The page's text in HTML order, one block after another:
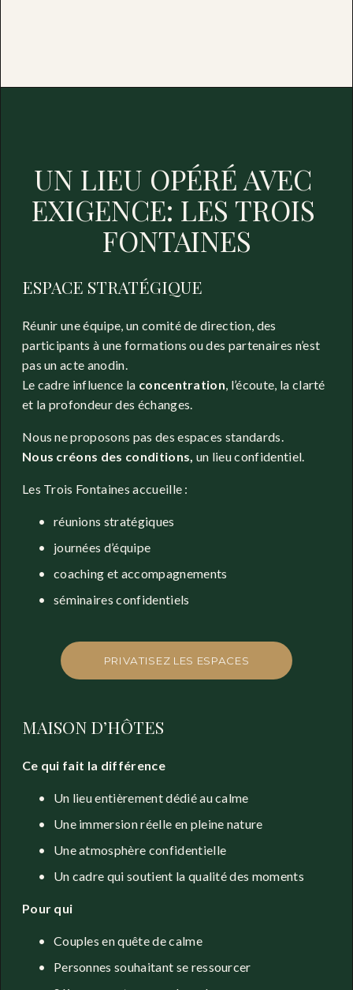
UN LIEU OPÉRÉ AVEC
EXIGENCE: LES TROIS
FONTAINES
ESPACE STRATÉGIQUE
Réunir une équipe, un comité de direction, des
participants à une formations ou des partenaires n’est
pas un acte anodin.
Le cadre influence la concentration, l’écoute, la clarté
et la profondeur des échanges.
Nous ne proposons pas des espaces standards.
Nous créons des conditions, un lieu confidentiel.
Les Trois Fontaines accueille :
réunions stratégiques
journées d’équipe
coaching et accompagnements
séminaires confidentiels
PRIVATISEZ LES ESPACES
MAISON D’HÔTES
Ce qui fait la différence
Un lieu entièrement dédié au calme
Une immersion réelle en pleine nature
Une atmosphère confidentielle
Un cadre qui soutient la qualité des moments
Pour qui
Couples en quête de calme
Personnes souhaitant se ressourcer